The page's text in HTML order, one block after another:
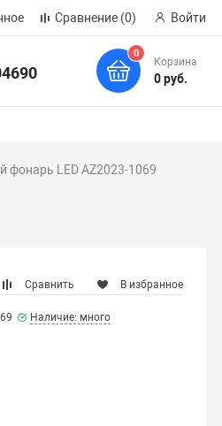
Сравнение (0) Войти
0
Корзина
0 руб.
фонарь LED AZ2023-1069
Сравнить В избранное
Наличие: много